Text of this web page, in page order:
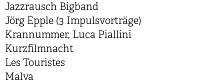
Jazzrausch Bigband
Jörg Epple (3 Impulsvorträge)
Krannummer, Luca Piallini
Kurzfilmnacht
Les Touristes
Malva